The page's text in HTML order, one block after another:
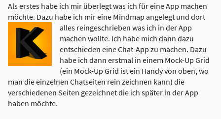
Als erstes habe ich mir überlegt was ich für eine App machen
möchte. Dazu habe ich mir eine Mindmap angelegt und dort
alles reingeschrieben was ich in der App
machen wollte. Ich habe mich dann dazu
entschieden eine Chat-App zu machen. Dazu
habe ich dann erstmal in einem Mock-Up Grid
(ein Mock-Up Grid ist ein Handy von oben, wo
man die einzelnen Chatseiten rein zeichnen kann) die
verschiedenen Seiten gezeichnet die ich später in der App
haben möchte.